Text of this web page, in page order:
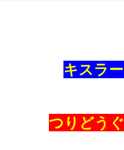
キスラ
つりどう